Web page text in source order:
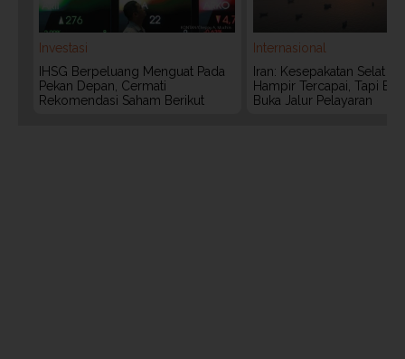
Investasi
IHSG Berpeluang Menguat Pada
Pekan Depan, Cermati
Rekomendasi Saham Berikut
Internasional
Iran: Kesepakatan Selat
Hampir Tercapai, Tapi
Buka Jalur Pelayaran